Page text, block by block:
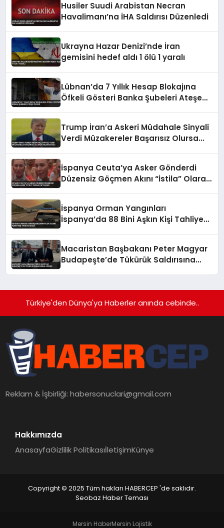
Husiler Suudi Arabistan Necran
Havalimanı’na İHA Saldırısı Düzenledi
Ukrayna Hazar Denizi’nde İran
gemisini hedef aldı 1 ölü 1 yaralı
Lübnan’da 7 Yıllık Hesap Blokajına
Öfkeli Gösteri Banka Şubeleri Ateşe
Trump İran’a Askeri Müdahale Sinyali
Verdi Müzakereler Başarısız Olursa
İspanya Ceuta’ya Asker Gönderdi
Düzensiz Göçmen Akını “İstila” Olarak
İspanya Orman Yangınları
İspanya’da 88 Bini Aşkın Kişi Tahliye
Macaristan Başbakanı Peter Magyar
Budapeşte’de Tükürük Saldırısına
Türkiye'den Dünya'ya Haberler anında cebinde..
Reklam & İşbirliği:habersonuclari@gmail.com
Hakkımızda
AnasayfaGizlilik PolitikasıİletişimKünye
Copyright © 2025 Tüm hakları HABERCEP 'de saklıdır.
Seobaz Haber Teması
Mersin HaberMersin Lojistik